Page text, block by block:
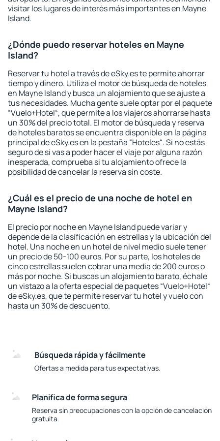
visitar los lugares de interés más importantes en Mayne
Island.
¿Dónde puedo reservar hoteles en Mayne
Island?
Reservar tu hotel a través de eSky.es te permite ahorrar
tiempo y dinero. Utiliza el motor de búsqueda de hoteles
en Mayne Island y busca un alojamiento que se ajuste a
tus necesidades. Mucha gente suele optar por el paquete
“Vuelo+Hotel“, que permite a los viajeros ahorrarse hasta
un 30% del precio total. El motor de búsqueda y reserva
de hoteles baratos se encuentra disponible en la página
principal de eSky.es en la pestaña “Hoteles“. Si no estás
seguro de si vas a poder hacer el viaje por alguna razón
inesperada, comprueba si tu alojamiento ofrece la
posibilidad de cancelar la reserva sin coste.
¿Cuál es el precio de una noche de hotel en
Mayne Island?
El precio por noche en Mayne Island puede variar y
depende de la clasificación en estrellas y la ubicación del
hotel. Una noche en un hotel de nivel medio suele tener
un precio de 50-100 euros. Por su parte, los hoteles de
cinco estrellas suelen cobrar una media de 200 euros o
más por noche. Si buscas un alojamiento barato, échale
un vistazo a la oferta especial de paquetes “Vuelo+Hotel“
de eSky.es, que te permite reservar tu hotel y vuelo con
hasta un 30% de descuento.
Búsqueda rápida y fácilmente
Ofertas a medida para tus expectativas.
Planifica de forma segura
Reserva sin preocupaciones con la opción de cancelación
gratuita.